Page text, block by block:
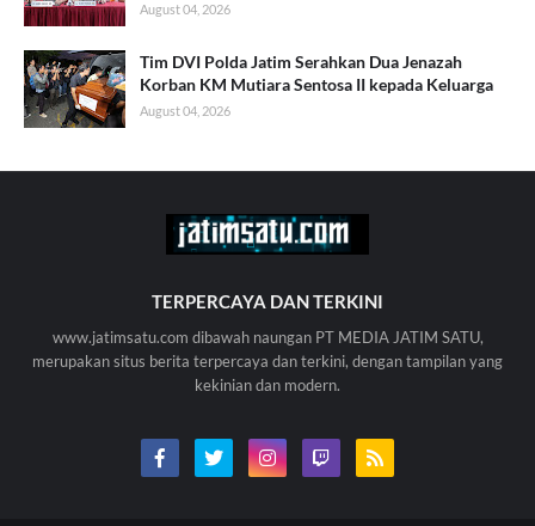
August 04, 2026
Tim DVI Polda Jatim Serahkan Dua Jenazah
Korban KM Mutiara Sentosa II kepada Keluarga
August 04, 2026
TERPERCAYA DAN TERKINI
www.jatimsatu.com dibawah naungan PT MEDIA JATIM SATU,
merupakan situs berita terpercaya dan terkini, dengan tampilan yang
kekinian dan modern.